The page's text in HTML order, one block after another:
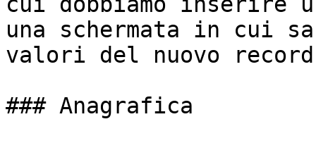
una schermata in cui
valori del nuovo
### Anagrafica